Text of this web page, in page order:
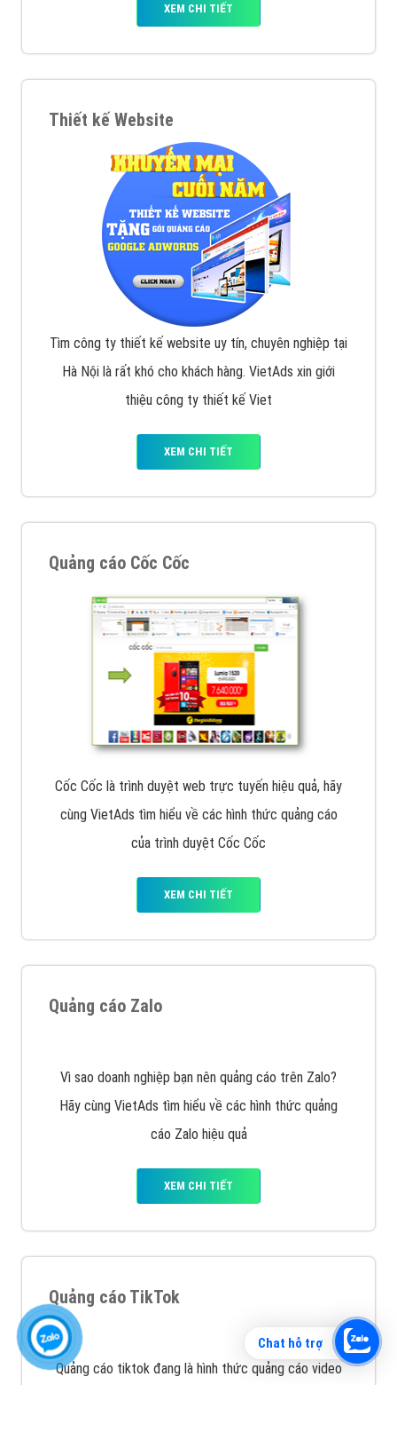
Chat hỗ trợ
XEM CHI TIẾT
Thiết kế Website
Tìm công ty thiết kế website uy tín, chuyên nghiệp tại
Hà Nội là rất khó cho khách hàng. VietAds xin giới
thiệu công ty thiết kế Viet
XEM CHI TIẾT
Quảng cáo Cốc Cốc
Cốc Cốc là trình duyệt web trực tuyến hiệu quả, hãy
cùng VietAds tìm hiểu về các hình thức quảng cáo
của trình duyệt Cốc Cốc
XEM CHI TIẾT
Quảng cáo Zalo
Vì sao doanh nghiệp bạn nên quảng cáo trên Zalo?
Hãy cùng VietAds tìm hiểu về các hình thức quảng
cáo Zalo hiệu quả